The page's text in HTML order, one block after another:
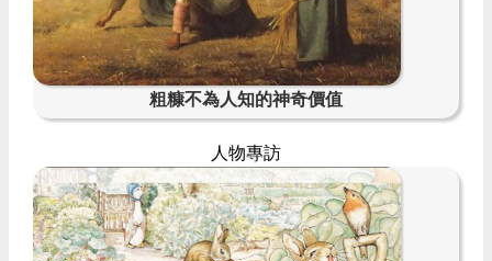
粗糠不為人知的神奇價值
人物專訪